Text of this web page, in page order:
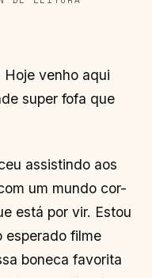
Hoje venho aqui
super fofa que
assistindo aos
um mundo cor-
está por vir. Estou
esperado filme
boneca favorita